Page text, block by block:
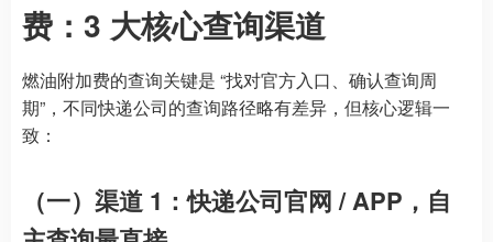
费：3 大核心查询渠道
燃油附加费的查询关键是 “找对官方入口、确认查询周
期”，不同快递公司的查询路径略有差异，但核心逻辑一
致：
（一）渠道 1：快递公司官网 / APP，自